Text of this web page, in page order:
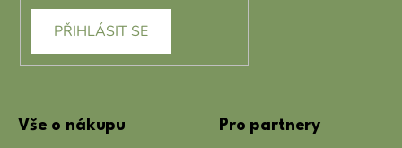
PŘIHLÁSIT SE
Vše o nákupu Pro partnery